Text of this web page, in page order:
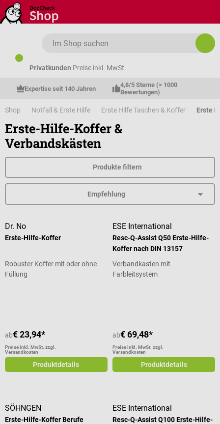
Zum Hauptinhalt springen
Privatkunden Preise inkl. MwSt.
Expertise seit 140 Jahren
4,8/5 Sterne (> 1000
Bewertungen)
Shop Notfall & Erste Hilfe Erste Hilfe Taschen & Koffer Erste
Erste-Hilfe-Koffer &
Verbandskästen
Produkte filtern
Dr. No
Erste-Hilfe-Koffer
Robuster Koffer mit oder ohne
Füllung
ab€ 23,94*
Preise inkl. MwSt. zzgl.
Versandkosten
Produktdetails
ESE International
Resc-Q-Assist Q50 Erste-Hilfe-
Koffer nach DIN 13157
Verbandkasten mit
Farbleitsystem
ab€ 69,48*
Preise inkl. MwSt. zzgl.
Versandkosten
Produktdetails
SÖHNGEN
Erste-Hilfe-Koffer Berufe
ESE International
Resc-Q-Assist Q100 Erste-Hilfe-